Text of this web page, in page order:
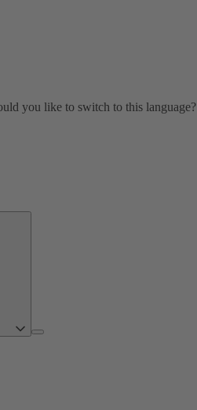
you like to switch to this language?